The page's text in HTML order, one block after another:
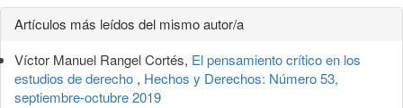
Detalles
del
artículo
Artículos más leídos del mismo autor/a
Víctor Manuel Rangel Cortés, El pensamiento crítico en los
estudios de derecho , Hechos y Derechos: Número 53,
septiembre-octubre 2019